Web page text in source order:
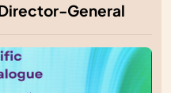
General